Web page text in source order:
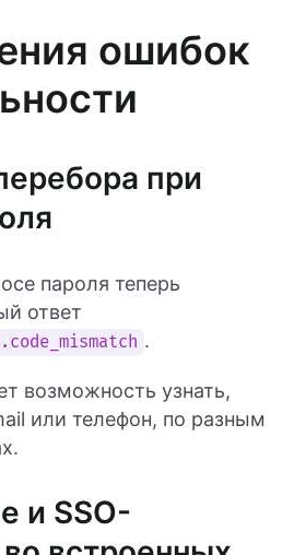
ошибок
при
пароля теперь
ответ
.
возможность узнать,
или телефон, по разным
и SSO-